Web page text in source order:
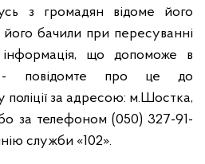
з громадян відоме його
бачили при пересуванні
що допоможе в
- повідомте про це до
поліції за адресою: м.Шостка,
за телефоном (050) 327-91-
служби «102».